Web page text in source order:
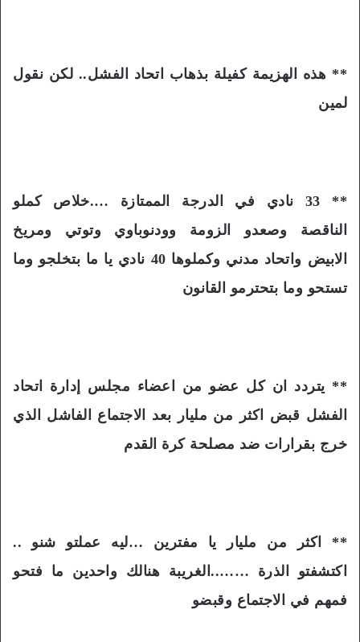
** هذه الهزيمة كفيلة بذهاب اتحاد الفشل.. لكن نقول
لمين
** 33 نادي في الدرجة الممتازة ….خلاص كملو
الناقصة وصعدو الزومة وودنوباوي وتوتي ومريخ
الابيض واتحاد مدني وكملوها 40 نادي يا ما بتخلجو وما
تستحو وما بتحترمو القانون
** يتردد ان كل عضو من اعضاء مجلس إدارة اتحاد
الفشل قبض اكثر من مليار بعد الاجتماع الفاشل الذي
خرج بقرارات ضد مصلحة كرة القدم
** اكثر من مليار يا مفترين …ليه عملتو شنو ..
اكتشفتو الذرة ……..الغريبة هنالك واحدين ما فتحو
فمهم في الاجتماع وقبضو